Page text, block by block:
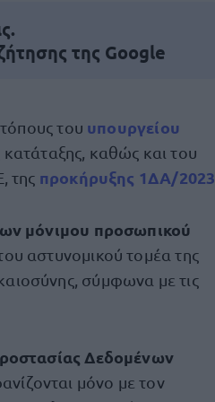
της Google
του υπουργείου
κατάταξης, καθώς και του
της προκήρυξης 1ΔΑ/2023
μόνιμου προσωπικού
του αστυνομικού τομέα της
σύμφωνα με τις
Δεδομένων
μόνο με τον